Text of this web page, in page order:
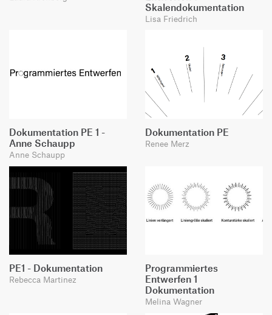
Skalendokumentation
Lisa Friedrich
Dokumentation PE 1 -
Anne Schaupp
Anne Schaupp
Dokumentation PE
Renee Merz
PE1 - Dokumentation
Rebecca Martinez
Programmiertes
Entwerfen 1
Dokumentation
Melina Wagner